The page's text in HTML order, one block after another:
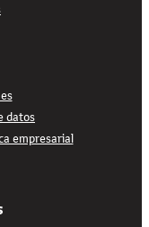
datos
empresarial